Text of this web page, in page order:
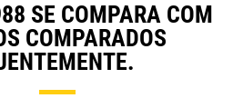
SE COMPARA COM
COMPARADOS